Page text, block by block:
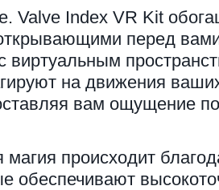
Valve Index VR Kit
перед
виртуальным
на движения
вам ощущение
магия происходит
обеспечивают